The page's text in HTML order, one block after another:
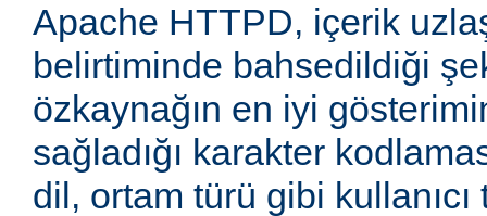
Apache HTTPD, içerik
belirtiminde bahsedildiği
özkaynağın en iyi
sağladığı karakter
dil, ortam türü gibi